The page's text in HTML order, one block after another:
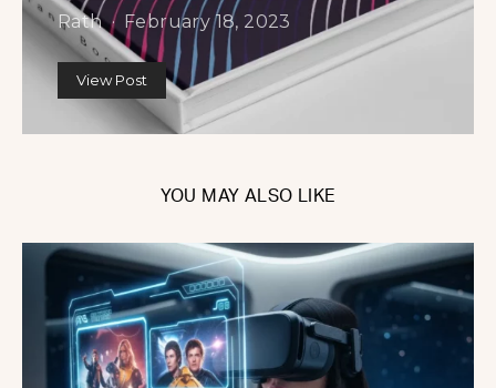
Rath February 18, 2023
View Post
YOU MAY ALSO LIKE